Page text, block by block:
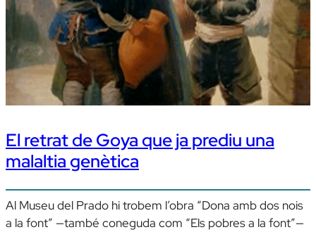
El retrat de Goya que ja prediu una
malaltia genètica
Al Museu del Prado hi trobem l’obra “Dona amb dos nois
a la font” —també coneguda com “Els pobres a la font”—